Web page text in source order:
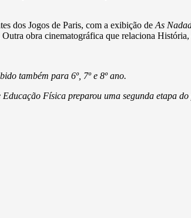
dos Jogos de Paris, com a exibição de As
obra cinematográfica que relaciona História,
também para 6º, 7º e 8º ano.
Física preparou uma segunda etapa